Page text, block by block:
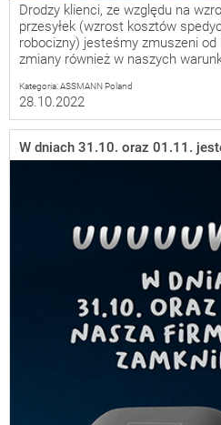
28.10.2022
Drodzy klienci, ze względu na
przesyłek (wzrost kosztów
robocizny) jesteśmy zmuszeni
zmiany również w naszych
Kategoria: ASSMANN Poland
W dniach 31.10. oraz 01.11.